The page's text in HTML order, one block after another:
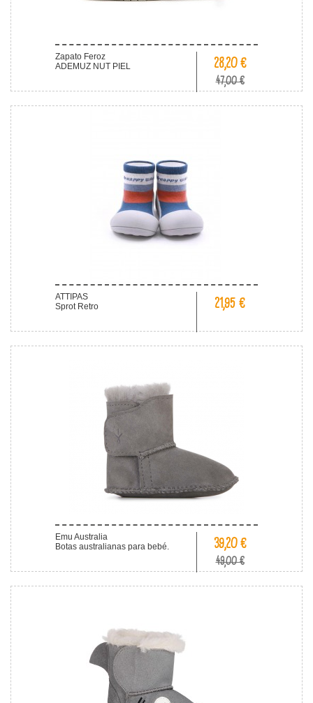
Zapato Feroz
ADEMUZ NUT PIEL
28,20 €
47,00 €
ATTIPAS
Sprot Retro
21,95 €
Emu Australia
Botas australianas para bebé.
39,20 €
49,00 €